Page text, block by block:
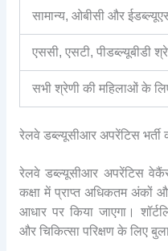
सामान्य, ओबीसी और
एससी, एसटी, पीडब्ल्यूबीडी
सभी श्रेणी की महिलाओं के
रेलवे डब्ल्यूसीआर अपरेंटिस भर्ती
रेलवे डब्ल्यूसीआर अपरेंटिस
कक्षा में प्राप्त अधिकतम अंकों
आधार पर किया जाएगा।
और चिकित्सा परिक्षण के लिए